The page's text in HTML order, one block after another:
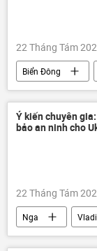
22 Tháng Tám
Biển Đông
Philippines
Hoàng Sa
Thế giới
Ý kiến chuyên
bảo an ninh cho
22 Tháng Tám
Nga
chuyên gia